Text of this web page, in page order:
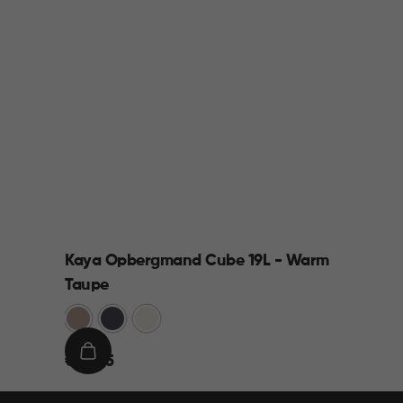
Kaya Opbergmand Cube 19L - Warm
Taupe
Warm
Taupe
Antraciet
€€ 12,95
IN